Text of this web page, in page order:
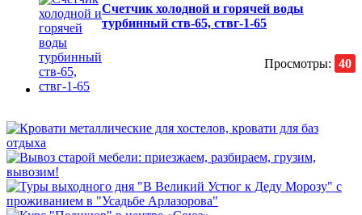
Счетчик холодной и горячей воды
турбинный ств-65, ствг-1-65
Просмотры: 40